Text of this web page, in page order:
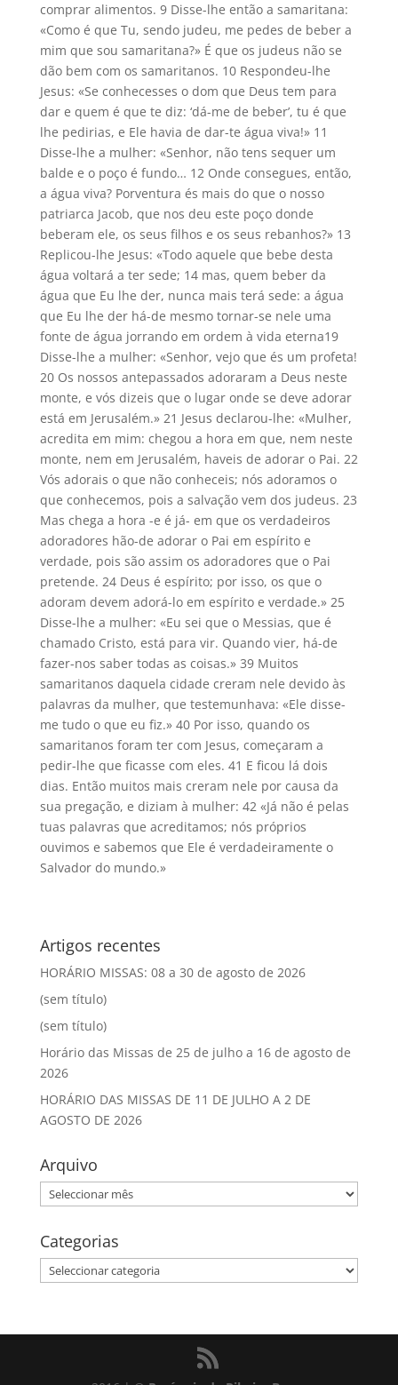
comprar alimentos. 9 Disse-lhe então a samaritana:
«Como é que Tu, sendo judeu, me pedes de beber a
mim que sou samaritana?» É que os judeus não se
dão bem com os samaritanos. 10 Respondeu-lhe
Jesus: «Se conhecesses o dom que Deus tem para
dar e quem é que te diz: ‘dá-me de beber’, tu é que
lhe pedirias, e Ele havia de dar-te água viva!» 11
Disse-lhe a mulher: «Senhor, não tens sequer um
balde e o poço é fundo… 12 Onde consegues, então,
a água viva? Porventura és mais do que o nosso
patriarca Jacob, que nos deu este poço donde
beberam ele, os seus filhos e os seus rebanhos?» 13
Replicou-lhe Jesus: «Todo aquele que bebe desta
água voltará a ter sede; 14 mas, quem beber da
água que Eu lhe der, nunca mais terá sede: a água
que Eu lhe der há-de mesmo tornar-se nele uma
fonte de água jorrando em ordem à vida eterna19
Disse-lhe a mulher: «Senhor, vejo que és um profeta!
20 Os nossos antepassados adoraram a Deus neste
monte, e vós dizeis que o lugar onde se deve adorar
está em Jerusalém.» 21 Jesus declarou-lhe: «Mulher,
acredita em mim: chegou a hora em que, nem neste
monte, nem em Jerusalém, haveis de adorar o Pai. 22
Vós adorais o que não conheceis; nós adoramos o
que conhecemos, pois a salvação vem dos judeus. 23
Mas chega a hora -e é já- em que os verdadeiros
adoradores hão-de adorar o Pai em espírito e
verdade, pois são assim os adoradores que o Pai
pretende. 24 Deus é espírito; por isso, os que o
adoram devem adorá-lo em espírito e verdade.» 25
Disse-lhe a mulher: «Eu sei que o Messias, que é
chamado Cristo, está para vir. Quando vier, há-de
fazer-nos saber todas as coisas.» 39 Muitos
samaritanos daquela cidade creram nele devido às
palavras da mulher, que testemunhava: «Ele disse-
me tudo o que eu fiz.» 40 Por isso, quando os
samaritanos foram ter com Jesus, começaram a
pedir-lhe que ficasse com eles. 41 E ficou lá dois
dias. Então muitos mais creram nele por causa da
sua pregação, e diziam à mulher: 42 «Já não é pelas
tuas palavras que acreditamos; nós próprios
ouvimos e sabemos que Ele é verdadeiramente o
Salvador do mundo.»
Artigos recentes
HORÁRIO MISSAS: 08 a 30 de agosto de 2026
(sem título)
(sem título)
Horário das Missas de 25 de julho a 16 de agosto de
2026
HORÁRIO DAS MISSAS DE 11 DE JULHO A 2 DE
AGOSTO DE 2026
Arquivo
Arquivo
Categorias
Categorias